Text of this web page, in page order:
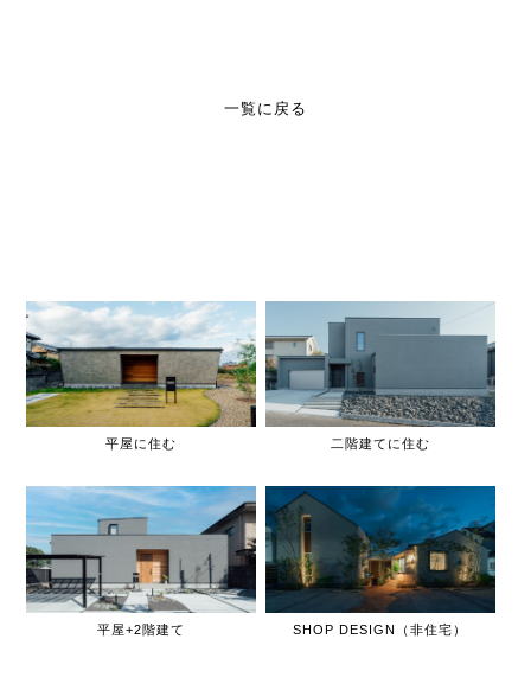
一覧に戻る
平屋に住む 二階建てに住む
平屋+2階建て SHOP DESIGN（非住宅）